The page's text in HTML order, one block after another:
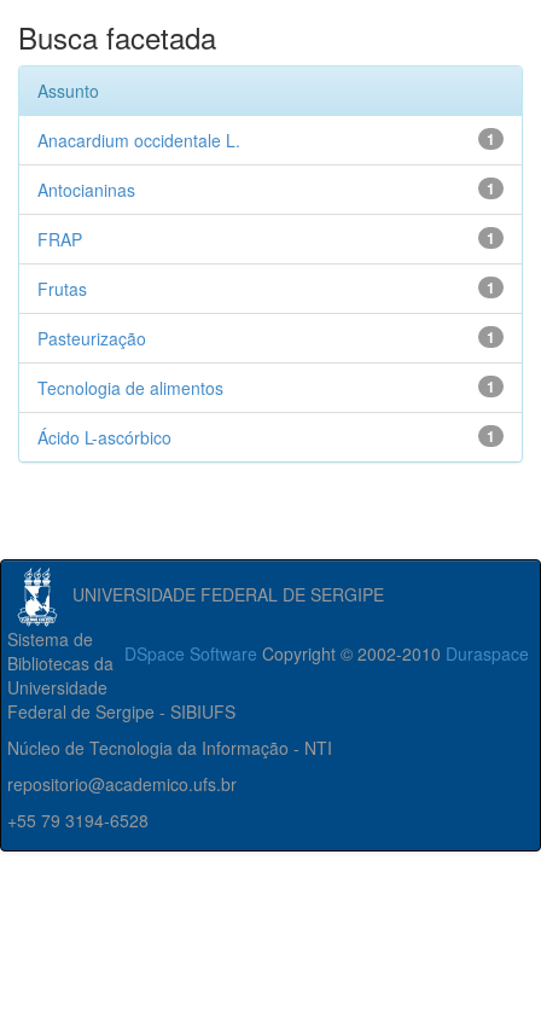
Busca facetada
Assunto
1
Anacardium occidentale L.
1
Antocianinas
1
FRAP
1
Frutas
1
Pasteurização
1
Tecnologia de alimentos
1
Ácido L-ascórbico
UNIVERSIDADE FEDERAL DE SERGIPE
DSpace Software Copyright © 2002-2010 Duraspace
Sistema de
Bibliotecas da
Universidade
Federal de Sergipe - SIBIUFS
Núcleo de Tecnologia da Informação - NTI
repositorio@academico.ufs.br
+55 79 3194-6528